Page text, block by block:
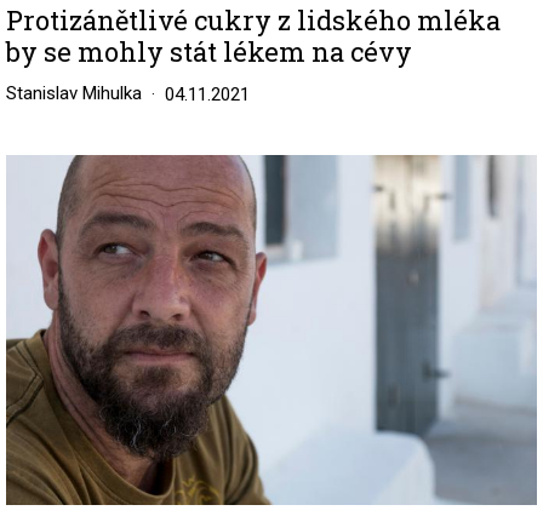
Protizánětlivé cukry z lidského mléka
by se mohly stát lékem na cévy
Stanislav Mihulka 04.11.2021